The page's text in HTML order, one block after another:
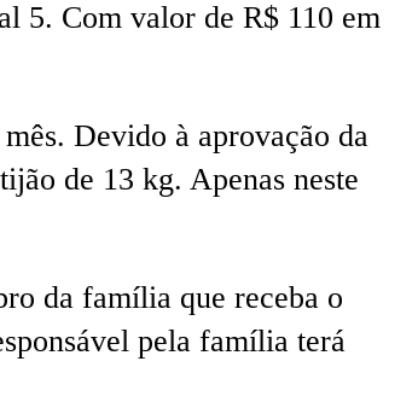
5. Com valor de R$ 110 em
Devido à aprovação da
de 13 kg. Apenas neste
da família que receba o
pela família terá